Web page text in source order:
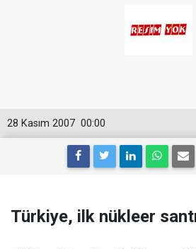
00:00
28 Kasım 2007
Türkiye, ilk nükleer